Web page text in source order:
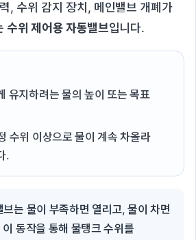
, 수위 감지 장치, 메인밸브 개폐가
수위 제어용 자동밸브입니다.
유지하려는 물의 높이 또는 목표
수위 이상으로 물이 계속 차올라
.
브는 물이 부족하면 열리고, 물이 차면
동작을 통해 물탱크 수위를